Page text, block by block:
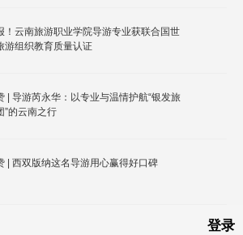
！云南旅游职业学院导游专业获联合国世
游组织教育质量认证
| 导游芮永华：以专业与温情护航“银发旅
”的云南之行
| 西双版纳这名导游用心赢得好口碑
登录